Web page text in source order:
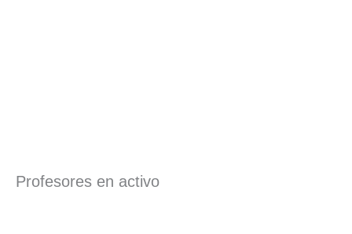
Profesores en activo